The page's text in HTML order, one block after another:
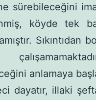
sürebileceğini
köyde tek
Sıkıntıdan
anlamaya
dayatır, illaki